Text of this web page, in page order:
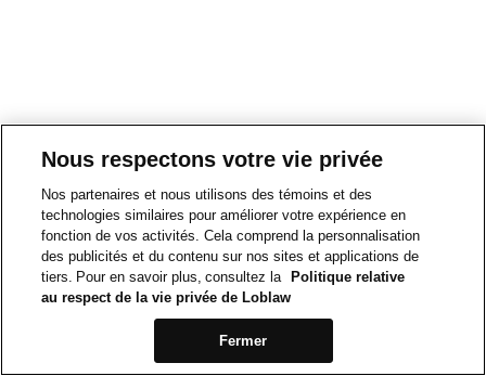
Nous respectons votre vie privée
Nos partenaires et nous utilisons des témoins et des
technologies similaires pour améliorer votre expérience en
fonction de vos activités. Cela comprend la personnalisation
des publicités et du contenu sur nos sites et applications de
tiers. Pour en savoir plus, consultez la
Politique relative
au respect de la vie privée de Loblaw
Fermer